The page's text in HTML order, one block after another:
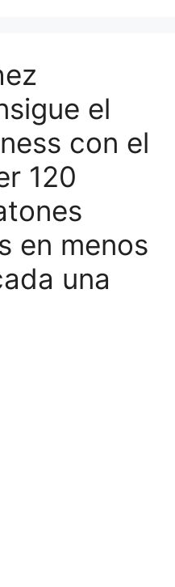
el
con el
120
en menos
una